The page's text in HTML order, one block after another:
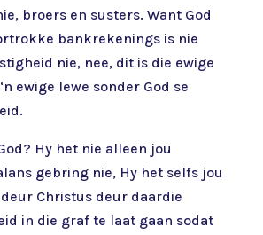
broers en susters. Want God
bankrekenings is nie
nie, nee, dit is die ewige
ewige lewe sonder God se
Hy het nie alleen jou
gebring nie, Hy het selfs jou
Christus deur daardie
in die graf te laat gaan sodat